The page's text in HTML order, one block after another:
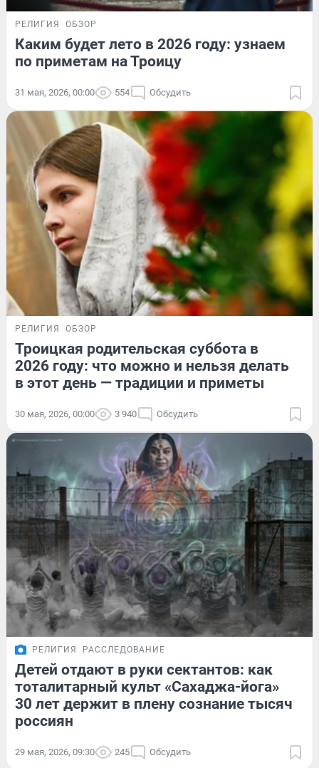
РЕЛИГИЯ ОБЗОР
Каким будет лето в 2026 году: узнаем
по приметам на Троицу
31 мая, 2026, 00:00 554 Обсудить
РЕЛИГИЯ ОБЗОР
Троицкая родительская суббота в
2026 году: что можно и нельзя делать
в этот день — традиции и приметы
30 мая, 2026, 00:00 3 940 Обсудить
РЕЛИГИЯ РАССЛЕДОВАНИЕ
Детей отдают в руки сектантов: как
тоталитарный культ «Сахаджа-йога»
30 лет держит в плену сознание тысяч
россиян
29 мая, 2026, 09:30 245 Обсудить